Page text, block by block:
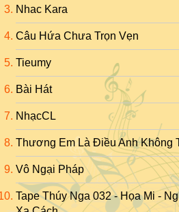
Nhac Kara
Câu Hứa Chưa Trọn Vẹn
Tieumy
Bài Hát
NhạcCL
Thương Em Là Điều Anh Không
Vô Ngại Pháp
Tape Thúy Nga 032 - Họa Mi -